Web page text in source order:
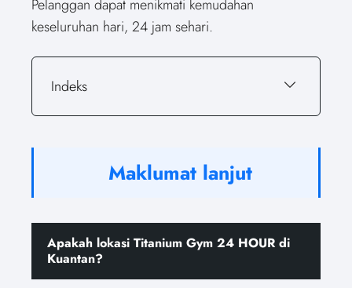
Pelanggan dapat menikmati kemudahan
keseluruhan hari, 24 jam sehari.
Indeks
Maklumat lanjut
Apakah lokasi Titanium Gym 24 HOUR di
Kuantan?